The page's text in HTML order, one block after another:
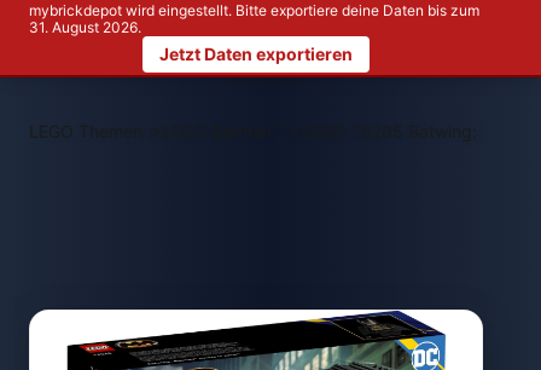
mybrickdepot wird eingestellt. Bitte exportiere deine Daten bis zum
31. August 2026.
Jetzt Daten exportieren
LEGO Themen > LEGO 76265 Batwing: